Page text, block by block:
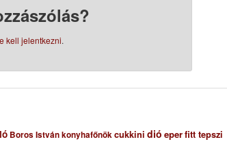
kell jelentkezni.
Boros István konyhafőnökcukkini dió eperfitt tepszi